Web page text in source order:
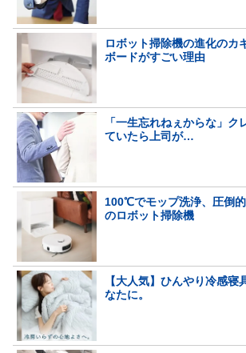
ロボット掃除機の進化のカ
ボードがすごい理由
「一生忘れねぇからな」ク
ていたら上司が…
100℃でモップ洗浄、圧倒
のロボット掃除機
【大人気】ひんやり冷感寝
なたに。